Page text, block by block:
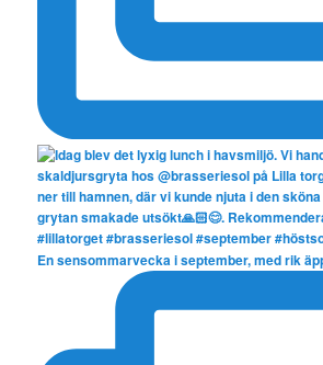
En sensommarvecka i september, med rik